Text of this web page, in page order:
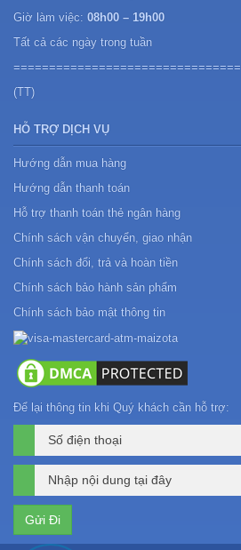
Giờ làm việc: 08h00 – 19h00
Tất cả các ngày trong tuần
================================
(TT)
HỖ TRỢ DỊCH VỤ
Hướng dẫn mua hàng
Hướng dẫn thanh toán
Hỗ trợ thanh toán thẻ ngân hàng
Chính sách vận chuyển, giao nhận
Chính sách đổi, trả và hoàn tiền
Chính sách bảo hành sản phẩm
Chính sách bảo mật thông tin
Để lại thông tin khi Quý khách cần hỗ trợ: